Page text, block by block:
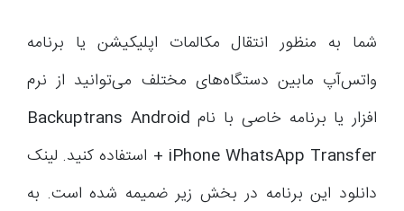
شما به منظور انتقال مکالمات اپلیکیشن یا برنامه
واتس‌آپ مابین دستگاه‌های مختلف می‌توانید از نرم
افزار یا برنامه خاصی با نام Backuptrans Android
iPhone WhatsApp Transfer +
استفاده کنید. لینک
دانلود این برنامه در بخش زیر ضمیمه شده است. به